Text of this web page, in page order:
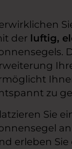
der luftig,
zu
Sie
erleben